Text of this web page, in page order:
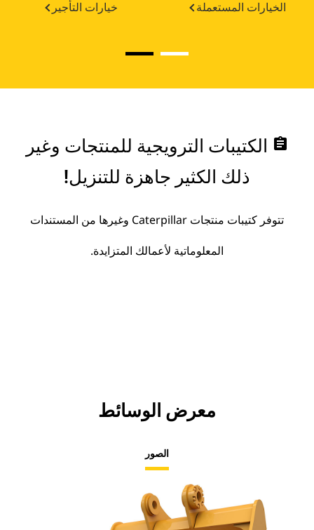
خيارات التأجير الخيارات المستعملة
assignment الكتيبات الترويجية للمنتجات وغير
ذلك الكثير جاهزة للتنزيل!
تتوفر كتيبات منتجات Caterpillar وغيرها من المستندات
المعلوماتية لأعمالك المتزايدة.
معرض الوسائط
الصور